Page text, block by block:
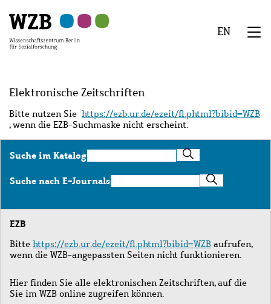
Hauptinhalt
springen
Navigation
springen
Suche
springen
Sekundärnavigation
springen
Fußzeile
springen
EN
Elektronische Zeitschriften
Bitte nutzen Sie https://ezb.ur.de/ezeit/fl.phtml?bibid=WZB
, wenn die EZB-Suchmaske nicht erscheint.
Suche im KatalogSuche
im
Katalog
Suche nach E-JournalsSuche
nach
Journals
EZB
Bitte https://ezb.ur.de/ezeit/fl.phtml?bibid=WZB aufrufen,
wenn die WZB-angepassten Seiten nicht funktionieren.
Hier finden Sie alle elektronischen Zeitschriften, auf die
Sie im WZB online zugreifen können.